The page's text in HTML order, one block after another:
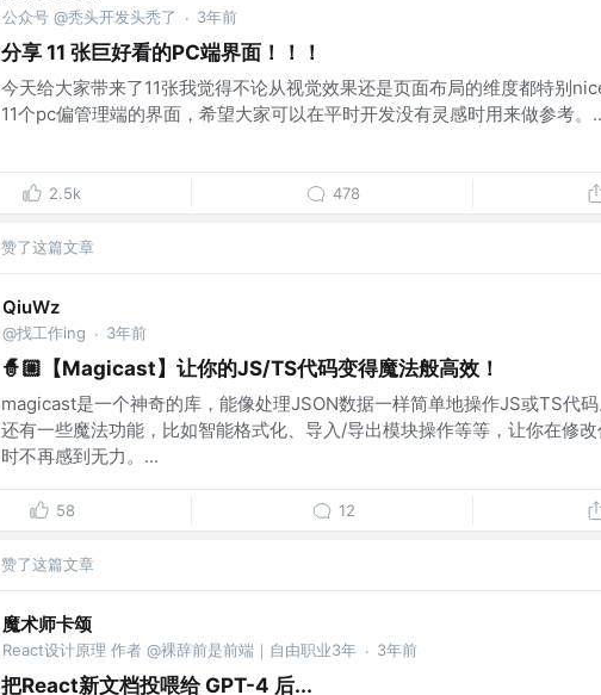
公众号 @秃头开发头秃了 · 3年前
分享 11 张巨好看的PC端界面！！！
今天给大家带来了11张我觉得不论从视觉效果还是页面布局的维度都特别
11个pc偏管理端的界面，希望大家可以在平时开发没有灵感时用来做参考。
2.5k 478
赞了这篇文章
QiuWz
@找工作ing · 3年前
🧙🏼【Magicast】让你的JS/TS代码变得魔法般高效！
magicast是一个神奇的库，能像处理JSON数据一样简单地操作JS或TS代
还有一些魔法功能，比如智能格式化、导入/导出模块操作等等，让你在修
时不再感到无力。...
58 12
赞了这篇文章
魔术师卡颂
React设计原理 作者 @裸辞前是前端｜自由职业3年 · 3年前
把React新文档投喂给 GPT-4 后...